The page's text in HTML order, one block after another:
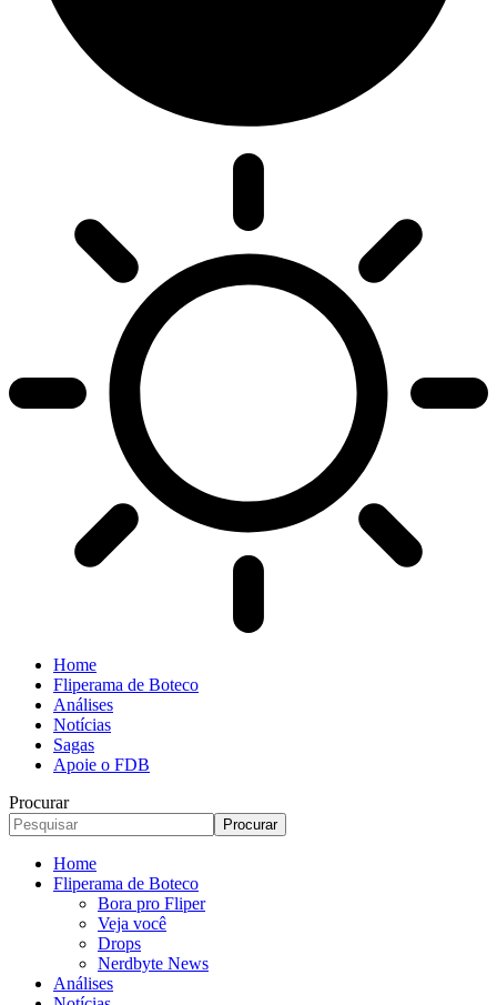
Home
Fliperama de Boteco
Análises
Notícias
Sagas
Apoie o FDB
Procurar
Home
Fliperama de Boteco
Bora pro Fliper
Veja você
Drops
Nerdbyte News
Análises